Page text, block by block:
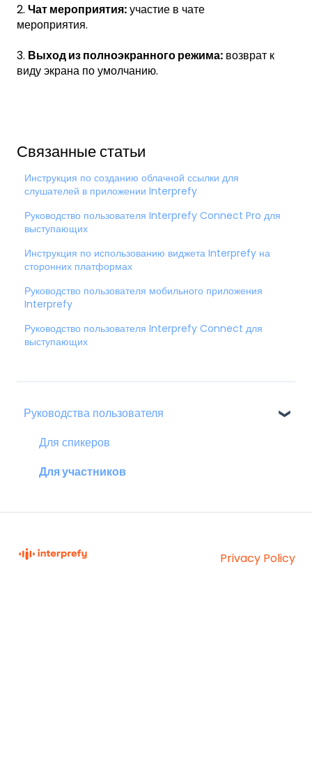
2. Чат мероприятия:участие в чате
мероприятия.
3. Выход из полноэкранного режима: возврат к
виду экрана по умолчанию.
Руководства пользователя
Для спикеров
Для участников
Связанные статьи
Инструкция по созданию облачной ссылки для
слушателей в приложении Interprefy
Руководство пользователя Interprefy Connect Pro для
выступающих
Инструкция по использованию виджета Interprefy на
сторонних платформах
Руководство пользователя мобильного приложения
Interprefy
Руководство пользователя Interprefy Connect для
выступающих
Privacy Policy